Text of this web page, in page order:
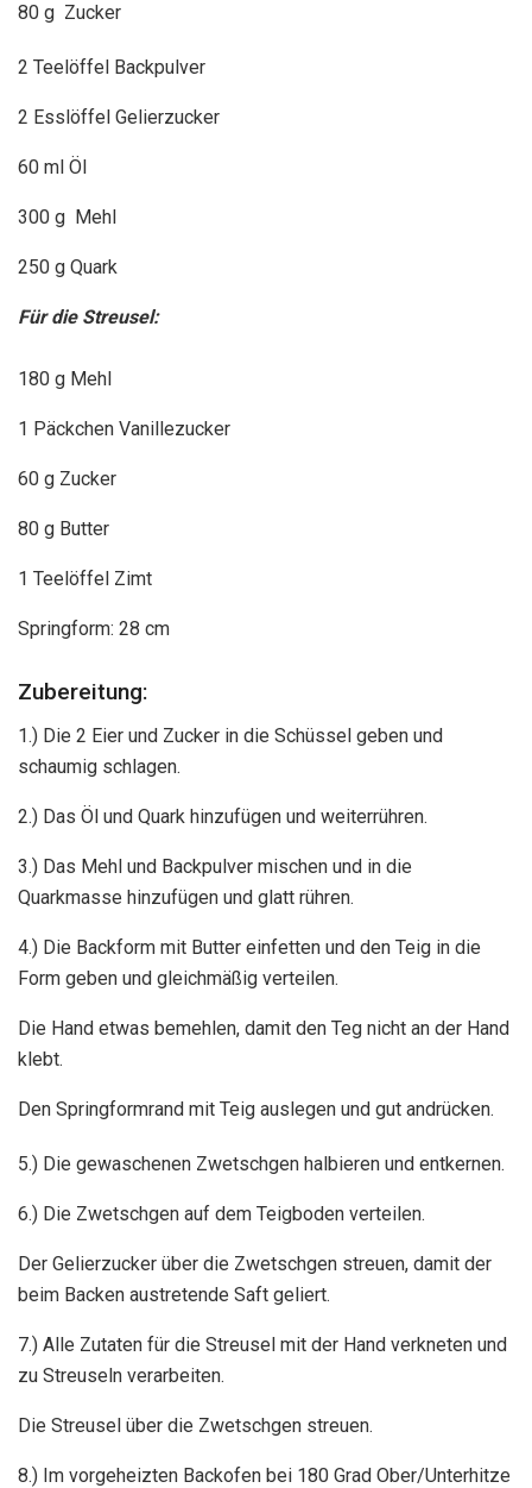
80 g Zucker
2 Teelöffel Backpulver
2 Esslöffel Gelierzucker
60 ml Öl
300 g Mehl
250 g Quark
Für die Streusel:
180 g Mehl
1 Päckchen Vanillezucker
60 g Zucker
80 g Butter
1 Teelöffel Zimt
Springform: 28 cm
Zubereitung:
1.) Die 2 Eier und Zucker in die Schüssel geben und
schaumig schlagen.
2.) Das Öl und Quark hinzufügen und weiterrühren.
3.) Das Mehl und Backpulver mischen und in die
Quarkmasse hinzufügen und glatt rühren.
4.) Die Backform mit Butter einfetten und den Teig in die
Form geben und gleichmäßig verteilen.
Die Hand etwas bemehlen, damit den Teg nicht an der Hand
klebt.
Den Springformrand mit Teig auslegen und gut andrücken.
5.) Die gewaschenen Zwetschgen halbieren und entkernen.
6.) Die Zwetschgen auf dem Teigboden verteilen.
Der Gelierzucker über die Zwetschgen streuen, damit der
beim Backen austretende Saft geliert.
7.) Alle Zutaten für die Streusel mit der Hand verkneten und
zu Streuseln verarbeiten.
Die Streusel über die Zwetschgen streuen.
8.) Im vorgeheizten Backofen bei 180 Grad Ober/Unterhitze